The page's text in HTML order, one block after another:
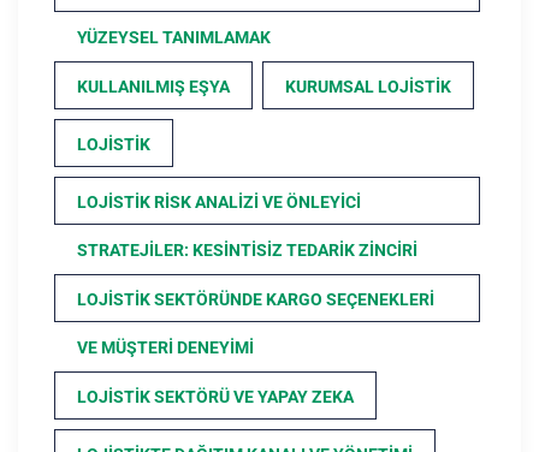
YÜZEYSEL TANIMLAMAK
KULLANILMIŞ EŞYA KURUMSAL LOJISTIK
LOJISTIK
LOJISTIK RISK ANALIZI VE ÖNLEYICI
STRATEJILER: KESINTISIZ TEDARIK ZINCIRI
LOJISTIK SEKTÖRÜNDE KARGO SEÇENEKLERI
VE MÜŞTERI DENEYIMI
LOJISTIK SEKTÖRÜ VE YAPAY ZEKA